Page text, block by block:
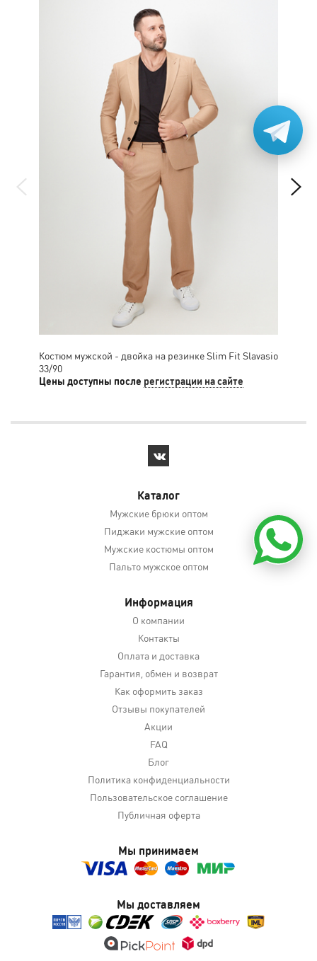
Костюм мужской - двойка на резинке Slim Fit Slavasio
33/90
Цены доступны после регистрации на сайте
Каталог
Мужские брюки оптом
Пиджаки мужские оптом
Мужские костюмы оптом
Пальто мужское оптом
Информация
О компании
Контакты
Оплата и доставка
Гарантия, обмен и возврат
Как оформить заказ
Отзывы покупателей
Акции
FAQ
Блог
Политика конфиденциальности
Пользовательское соглашение
Публичная оферта
Мы принимаем
Мы доставляем